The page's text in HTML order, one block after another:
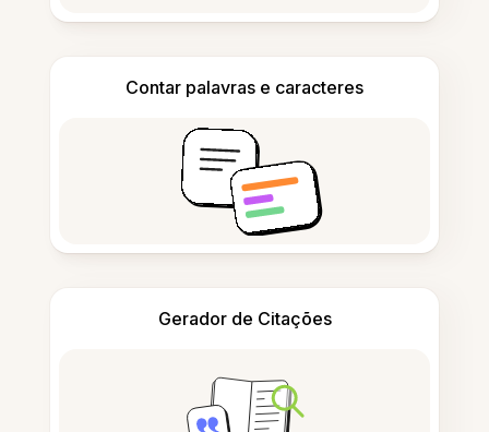
Contar palavras e caracteres
Gerador de Citações